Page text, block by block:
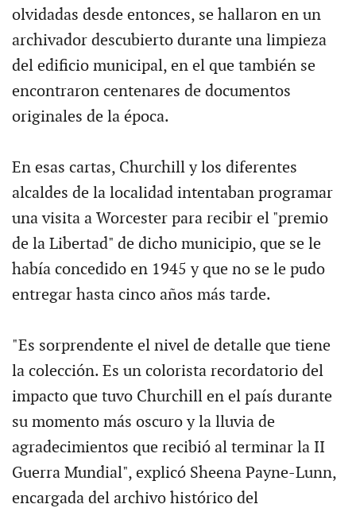
olvidadas desde entonces, se hallaron en un
archivador descubierto durante una limpieza
del edificio municipal, en el que también se
encontraron centenares de documentos
originales de la época.
En esas cartas, Churchill y los diferentes
alcaldes de la localidad intentaban programar
una visita a Worcester para recibir el "premio
de la Libertad" de dicho municipio, que se le
había concedido en 1945 y que no se le pudo
entregar hasta cinco años más tarde.
"Es sorprendente el nivel de detalle que tiene
la colección. Es un colorista recordatorio del
impacto que tuvo Churchill en el país durante
su momento más oscuro y la lluvia de
agradecimientos que recibió al terminar la II
Guerra Mundial", explicó Sheena Payne-Lunn,
encargada del archivo histórico del